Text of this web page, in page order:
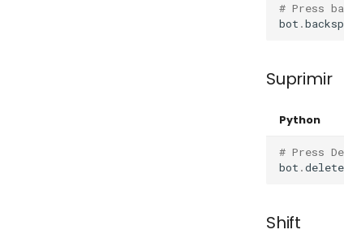
# Press
bot .
Suprimir
Python
# Press
bot .delete
Shift